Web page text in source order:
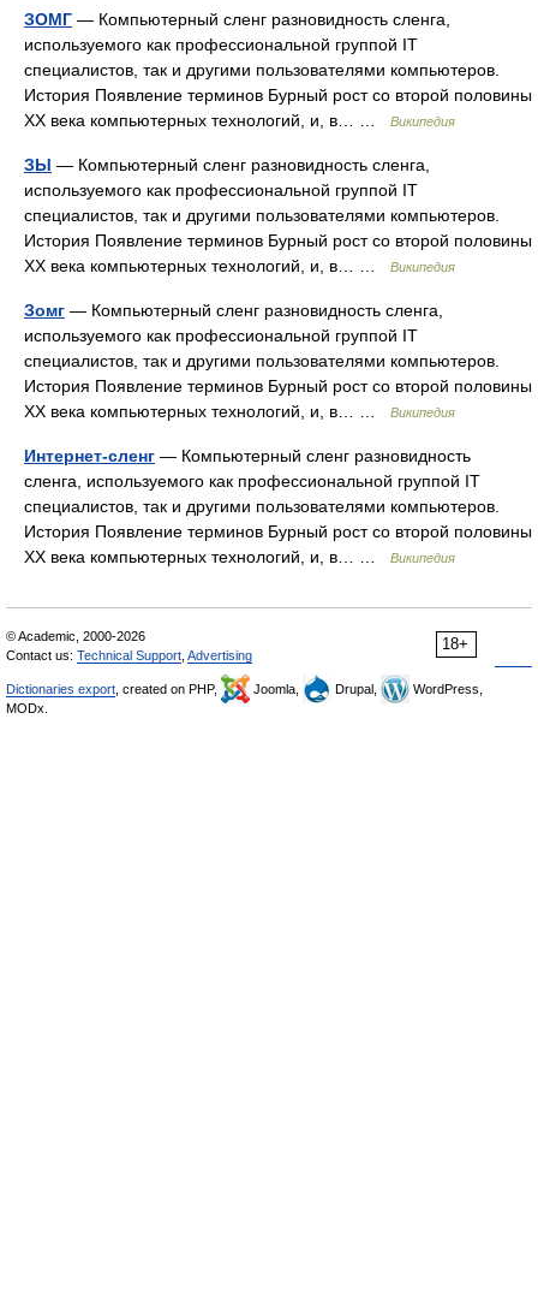
ЗОМГ — Компьютерный сленг разновидность сленга,
используемого как профессиональной группой IT
специалистов, так и другими пользователями компьютеров.
История Появление терминов Бурный рост со второй половины
XX века компьютерных технологий, и, в… …
Википедия
ЗЫ — Компьютерный сленг разновидность сленга,
используемого как профессиональной группой IT
специалистов, так и другими пользователями компьютеров.
История Появление терминов Бурный рост со второй половины
XX века компьютерных технологий, и, в… …
Википедия
Зомг — Компьютерный сленг разновидность сленга,
используемого как профессиональной группой IT
специалистов, так и другими пользователями компьютеров.
История Появление терминов Бурный рост со второй половины
XX века компьютерных технологий, и, в… …
Википедия
Интернет-сленг — Компьютерный сленг разновидность
сленга, используемого как профессиональной группой IT
специалистов, так и другими пользователями компьютеров.
История Появление терминов Бурный рост со второй половины
XX века компьютерных технологий, и, в… …
Википедия
18+
© Academic, 2000-2026
Contact us: Technical Support Advertising
Dictionaries export , created on PHP, Joomla, Drupal,
WordPress,
MODx.